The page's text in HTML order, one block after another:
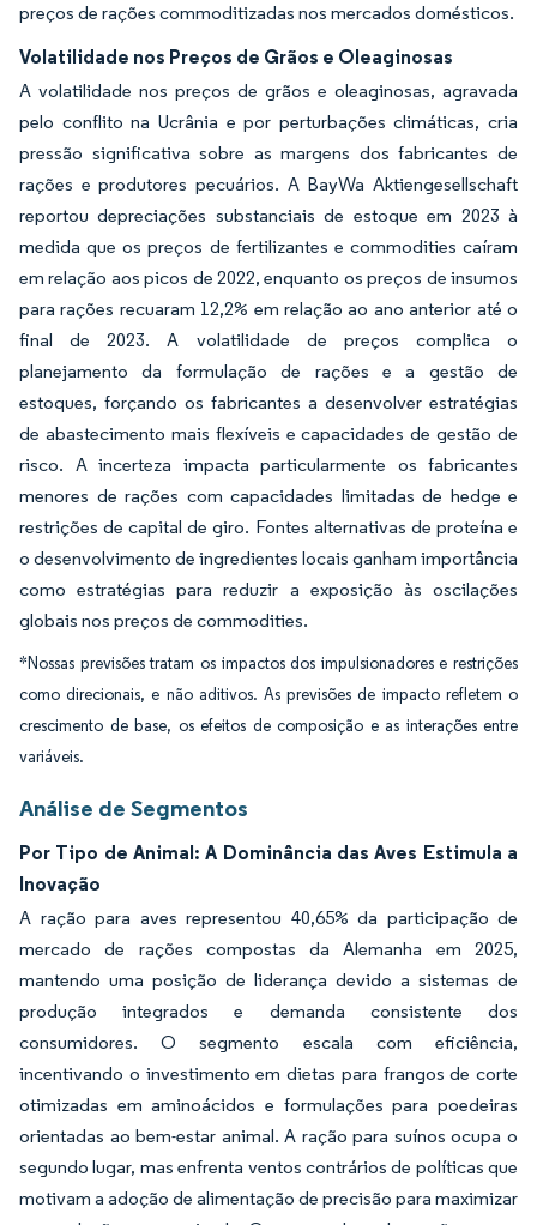
preços de rações commoditizadas nos mercados domésticos.
Volatilidade nos Preços de Grãos e Oleaginosas
A volatilidade nos preços de grãos e oleaginosas, agravada
pelo conflito na Ucrânia e por perturbações climáticas, cria
pressão significativa sobre as margens dos fabricantes de
rações e produtores pecuários. A BayWa Aktiengesellschaft
reportou depreciações substanciais de estoque em 2023 à
medida que os preços de fertilizantes e commodities caíram
em relação aos picos de 2022, enquanto os preços de insumos
para rações recuaram 12,2% em relação ao ano anterior até o
final de 2023. A volatilidade de preços complica o
planejamento da formulação de rações e a gestão de
estoques, forçando os fabricantes a desenvolver estratégias
de abastecimento mais flexíveis e capacidades de gestão de
risco. A incerteza impacta particularmente os fabricantes
menores de rações com capacidades limitadas de hedge e
restrições de capital de giro. Fontes alternativas de proteína e
o desenvolvimento de ingredientes locais ganham importância
como estratégias para reduzir a exposição às oscilações
globais nos preços de commodities.
*Nossas previsões tratam os impactos dos impulsionadores e restrições
como direcionais, e não aditivos. As previsões de impacto refletem o
crescimento de base, os efeitos de composição e as interações entre
variáveis.
Análise de Segmentos
Por Tipo de Animal: A Dominância das Aves Estimula a
Inovação
A ração para aves representou 40,65% da participação de
mercado de rações compostas da Alemanha em 2025,
mantendo uma posição de liderança devido a sistemas de
produção integrados e demanda consistente dos
consumidores. O segmento escala com eficiência,
incentivando o investimento em dietas para frangos de corte
otimizadas em aminoácidos e formulações para poedeiras
orientadas ao bem-estar animal. A ração para suínos ocupa o
segundo lugar, mas enfrenta ventos contrários de políticas que
motivam a adoção de alimentação de precisão para maximizar